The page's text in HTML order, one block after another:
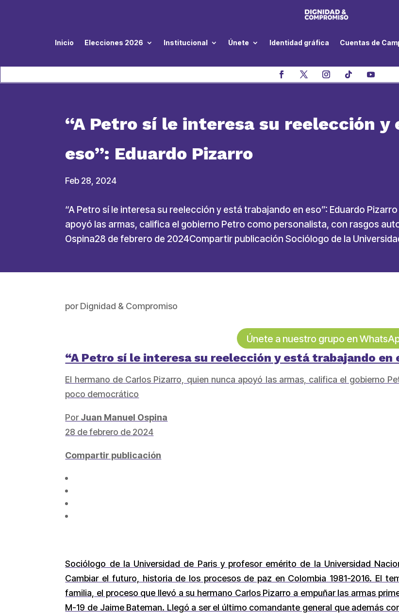
Inicio Elecciones 2026 Institucional Únete Identidad gráfica Cuentas de
“A Petro sí le interesa su reelección y
eso”: Eduardo Pizarro
Feb 28, 2024
“A Petro sí le interesa su reelección y está trabajando en eso”: Eduardo
apoyó las armas, califica el gobierno Petro como personalista, con rasgos
Ospina28 de febrero de 2024Compartir publicación Sociólogo de la
porDignidad & Compromiso
Únete a nuestro grupo en
“A Petro sí le interesa su reelección y está trabajando en
El hermano de Carlos Pizarro, quien nunca apoyó las armas, califica el gobierno
poco democrático
PorJuan Manuel Ospina
28 de febrero de 2024
Compartir publicación
Sociólogo de la Universidad de Paris y profesor emérito de la Universidad
Cambiar el futuro, historia de los procesos de paz en Colombia 1981-2016. El
familia, el proceso que llevó a su hermano Carlos Pizarro a empuñar las armas
M-19 de Jaime Bateman. Llegó a ser el último comandante general que además